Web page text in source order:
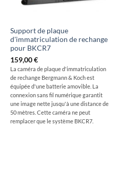
Support de plaque
d'immatriculation de rechange
pour BKCR7
159,00€
La caméra de plaque d'immatriculation
de rechange Bergmann & Koch est
équipée d'une batterie amovible. La
connexion sans fil numérique garantit
une image nette jusqu'à une distance de
50 mètres. Cette caméra ne peut
remplacer que le système BKCR7.